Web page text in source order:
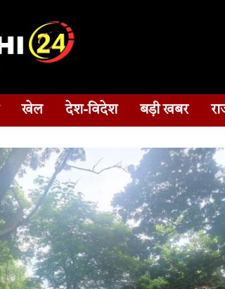
खेल देश-विदेश बड़ी खबर